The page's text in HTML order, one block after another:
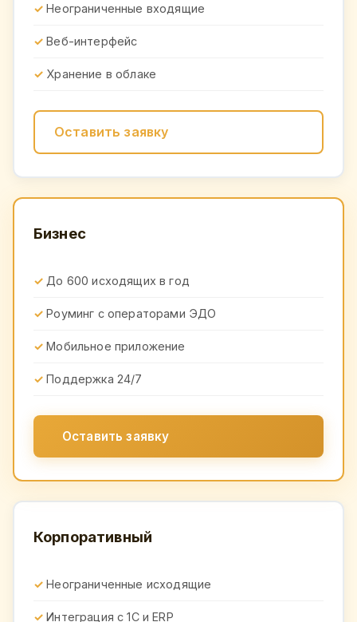
Неограниченные входящие
Веб-интерфейс
Хранение в облаке
Оставить заявку
Бизнес
До 600 исходящих в год
Роуминг с операторами ЭДО
Мобильное приложение
Поддержка 24/7
Оставить заявку
Корпоративный
Неограниченные исходящие
Интеграция с 1С и ERP